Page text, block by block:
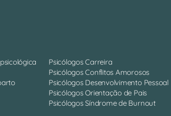
Psicólogos Carreira
Psicólogos Conflitos Amorosos
Psicólogos Desenvolvimento Pessoal
Psicólogos Orientação de Pais
Psicólogos Síndrome de Burnout